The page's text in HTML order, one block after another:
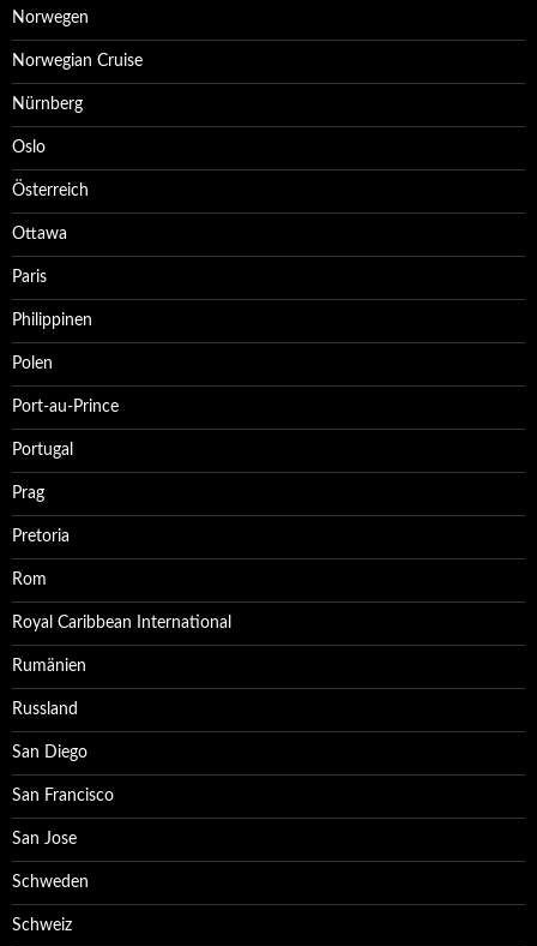
Norwegen
Norwegian Cruise
Nürnberg
Oslo
Österreich
Ottawa
Paris
Philippinen
Polen
Port-au-Prince
Portugal
Prag
Pretoria
Rom
Royal Caribbean International
Rumänien
Russland
San Diego
San Francisco
San Jose
Schweden
Schweiz